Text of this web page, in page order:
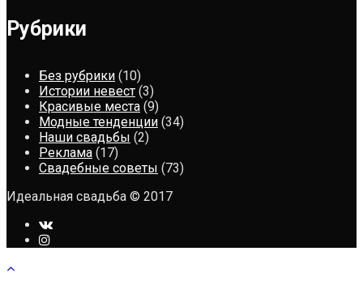
Рубрики
Без рубрики (10)
Истории невест (3)
Красивые места (9)
Модные тенденции (34)
Наши свадьбы (2)
Реклама (17)
Свадебные советы (73)
Идеальная свадьба © 2017